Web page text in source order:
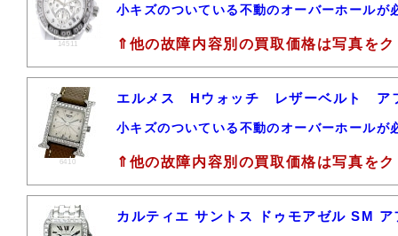
14511
小キズのついている不動のオーバーホールが
⇑他の故障内容別の買取価格は写真を
6410
エルメス Hウォッチ レザーベルト
小キズのついている不動のオーバーホールが
⇑他の故障内容別の買取価格は写真を
カルティエ サントス ドゥモアゼル SM